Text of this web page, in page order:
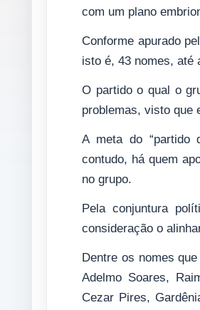
com um plano
Conforme apurado
isto é, 43 nomes, até
O partido o qual o
problemas, visto que
A meta do “partido
contudo, há quem
no grupo.
Pela conjuntura
consideração o
Dentre os nomes
Adelmo Soares,
Cezar Pires,